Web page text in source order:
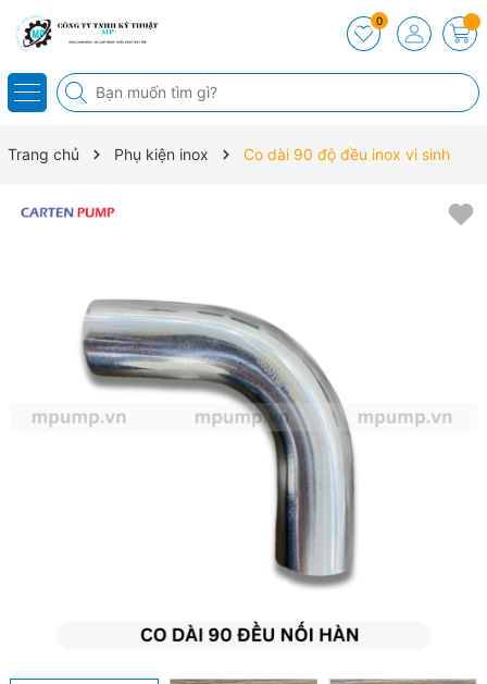
0
Trang chủ Phụ kiện inox Co dài 90 độ đều inox vi sinh